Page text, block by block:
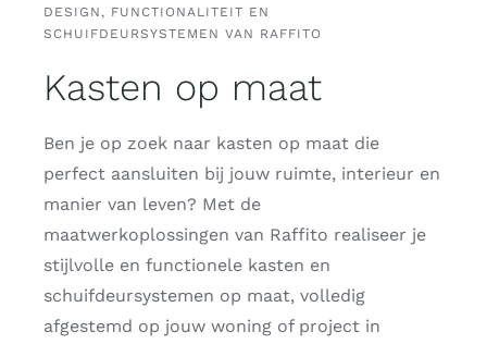
DESIGN, FUNCTIONALITEIT EN
SCHUIFDEURSYSTEMEN VAN RAFFITO
Kasten op maat
Ben je op zoek naar kasten op maat die
perfect aansluiten bij jouw ruimte, interieur en
manier van leven? Met de
maatwerkoplossingen van Raffito realiseer je
stijlvolle en functionele kasten en
schuifdeursystemen op maat, volledig
afgestemd op jouw woning of project in